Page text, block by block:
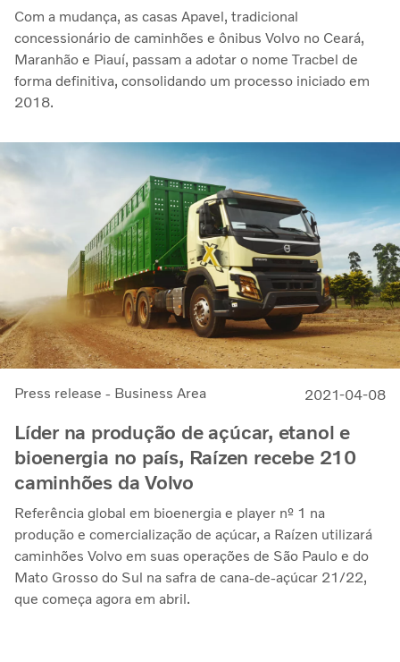
Com a mudança, as casas Apavel, tradicional
concessionário de caminhões e ônibus Volvo no Ceará,
Maranhão e Piauí, passam a adotar o nome Tracbel de
forma definitiva, consolidando um processo iniciado em
2018.
Press release - Business Area 2021-04-08
Líder na produção de açúcar, etanol e
bioenergia no país, Raízen recebe 210
caminhões da Volvo
Referência global em bioenergia e player nº 1 na
produção e comercialização de açúcar, a Raízen utilizará
caminhões Volvo em suas operações de São Paulo e do
Mato Grosso do Sul na safra de cana-de-açúcar 21/22,
que começa agora em abril.